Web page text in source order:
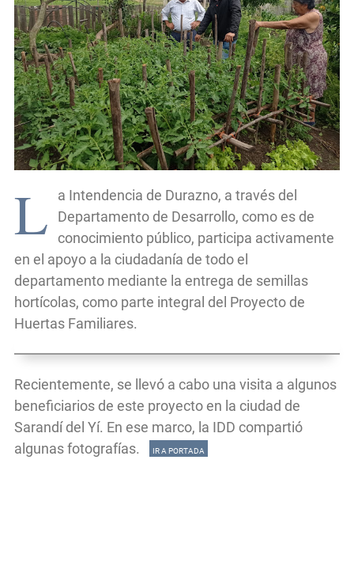
L
a Intendencia de Durazno, a través del
Departamento de Desarrollo, como es de
conocimiento público, participa activamente
en el apoyo a la ciudadanía de todo el
departamento mediante la entrega de semillas
hortícolas, como parte integral del Proyecto de
Huertas Familiares.
Recientemente, se llevó a cabo una visita a algunos
beneficiarios de este proyecto en la ciudad de
Sarandí del Yí. En ese marco, la IDD compartió
algunas fotografías.
IR A PORTADA